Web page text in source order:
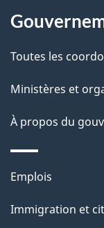
d
e
p
a
site
Toutes les
Ministères et
À propos du
Thèmes
sujets
Emplois
Immigration et